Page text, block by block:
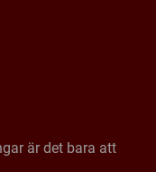
är det bara att